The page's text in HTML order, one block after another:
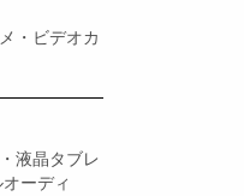
・ビデオカ
・液晶タブレ
ーディ